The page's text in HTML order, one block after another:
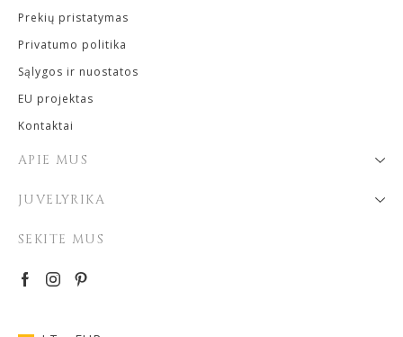
Prekių pristatymas
Privatumo politika
Sąlygos ir nuostatos
EU projektas
Kontaktai
APIE MUS
JUVELYRIKA
SEKITE MUS